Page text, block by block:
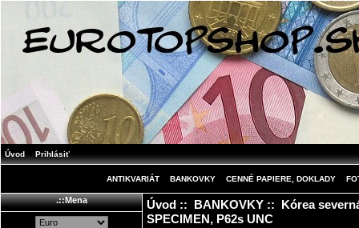
Úvod Prihlásiť
ANTIKVARIÁT BANKOVKY CENNÉ PAPIERE, DOKLADY
.::Mena Úvod:: BANKOVKY:: Kórea
SPECIMEN, P62s UNC